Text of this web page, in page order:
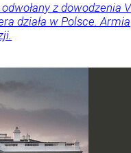
z dowodzenia V
działa w Polsce. Armia